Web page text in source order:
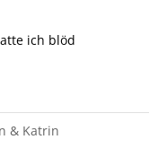
ich blöd
& Katrin